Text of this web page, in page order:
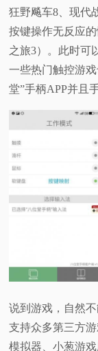
狂野飚车8、现代
按键操作无反应
之旅3）。此时可
一些热门触控游
堂”手柄APP并且
说到游戏，自然
支持众多第三方
模拟器、小葱游